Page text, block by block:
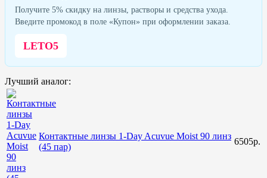
Получите 5% скидку на линзы, растворы и средства ухода.
Введите промокод в поле «Купон» при оформлении заказа.
LETO5
Лучший аналог:
Контактные линзы 1-Day Acuvue Moist 90 линз
(45 пар)
6505р.